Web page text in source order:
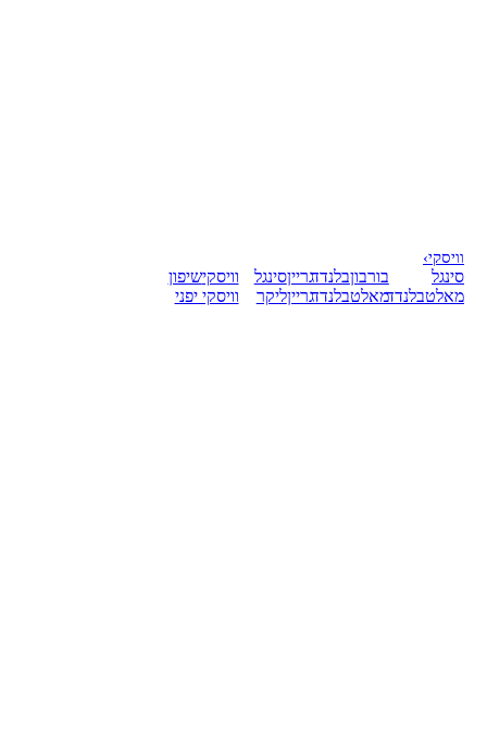
וויסקי›
סינגל
מאלטבלנדד
בורבוןבלנדד
מאלטבלנדד
גרייןסינגל
גרייןליקר
וויסקישיפון
וויסקי יפני